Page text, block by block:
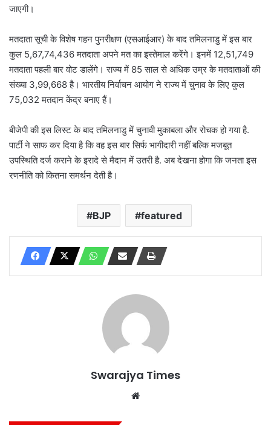
जाएगी।
मतदाता सूची के विशेष गहन पुनरीक्षण (एसआईआर) के बाद तमिलनाडु में इस बार
कुल 5,67,74,436 मतदाता अपने मत का इस्तेमाल करेंगे। इनमें 12,51,749
मतदाता पहली बार वोट डालेंगे। राज्य में 85 साल से अधिक उम्र के मतदाताओं की
संख्या 3,99,668 है। भारतीय निर्वाचन आयोग ने राज्य में चुनाव के लिए कुल
75,032 मतदान केंद्र बनाए हैं।
बीजेपी की इस लिस्ट के बाद तमिलनाडु में चुनावी मुकाबला और रोचक हो गया है.
पार्टी ने साफ कर दिया है कि वह इस बार सिर्फ भागीदारी नहीं बल्कि मजबूत
उपस्थिति दर्ज कराने के इरादे से मैदान में उतरी है. अब देखना होगा कि जनता इस
रणनीति को कितना समर्थन देती है।
BJP featured
Swarajya Times